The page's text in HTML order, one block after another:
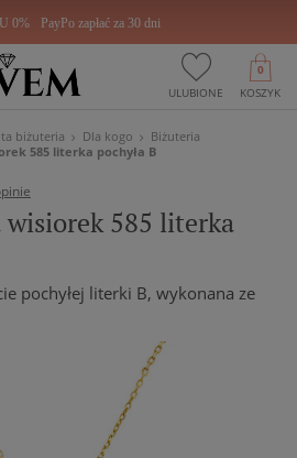
0% PayPo zapłać za 30 dni
ULUBIONE KOSZYK
0
biżuteria Dla kogo
Biżuteria
585 literka pochyła B
wisiorek 585 literka
pochyłej literki B, wykonana ze